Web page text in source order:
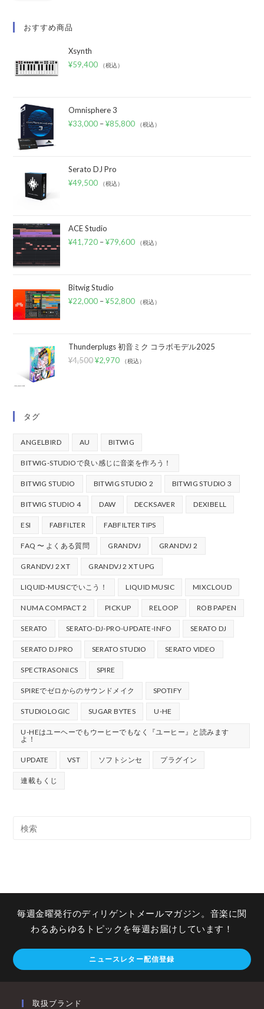
おすすめ商品
Xsynth
¥59,400 （税込）
Omnisphere 3
¥33,000 –¥85,800 （税込）
Serato DJ Pro
¥49,500 （税込）
ACE Studio
¥41,720 –¥79,600 （税込）
Bitwig Studio
¥22,000 –¥52,800 （税込）
Thunderplugs 初音ミク コラボモデル2025
¥4,500 ¥2,970 （税込）
タグ
ANGELBIRD AU BITWIG
BITWIG-STUDIOで良い感じに音楽を作ろう！
BITWIG STUDIO BITWIG STUDIO 2 BITWIG STUDIO 3
BITWIG STUDIO 4 DAW DECKSAVER DEXIBELL
ESI FABFILTER FABFILTER TIPS
FAQ 〜 よくある質問 GRANDVJ GRANDVJ 2
GRANDVJ 2 XT GRANDVJ 2 XT UPG
LIQUID-MUSICでいこう！ LIQUID MUSIC MIXCLOUD
NUMA COMPACT 2 PICKUP RELOOP ROB PAPEN
SERATO SERATO-DJ-PRO-UPDATE-INFO SERATO DJ
SERATO DJ PRO SERATO STUDIO SERATO VIDEO
SPECTRASONICS SPIRE
SPIREでゼロからのサウンドメイク SPOTIFY
STUDIOLOGIC SUGAR BYTES U-HE
U-HEはユーヘーでもウーヒーでもなく『ユーヒー』と読みます
よ！
UPDATE VST ソフトシンセ プラグイン
連載もくじ
毎週金曜発行のディリゲントメールマガジン。音楽に関
わるあらゆるトピックを毎週お届けしています！
ニュースレター配信登録
取扱ブランド